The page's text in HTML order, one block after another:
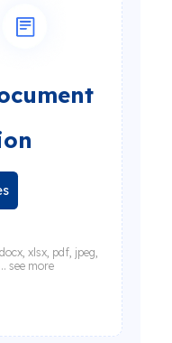
xlsx, pdf, jpeg,
see more